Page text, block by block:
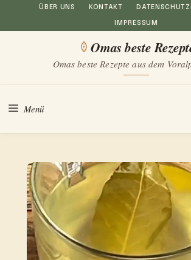
Inhalt
ÜBER UNS KONTAKT
IMPRESSUM
Omas beste
Omas beste Rezepte aus dem
Menü